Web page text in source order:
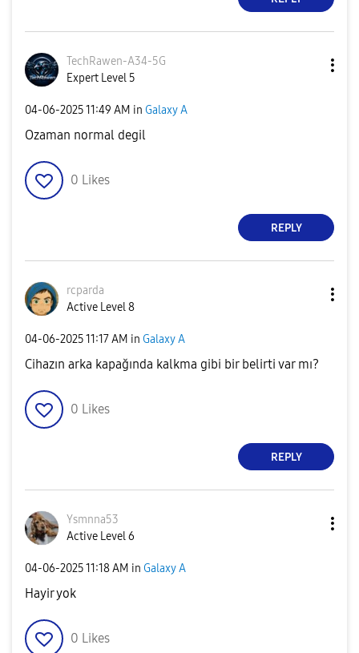
TechRawen-A34-5G
Expert Level 5
‎04-06-202511:49 AM in Galaxy A
Ozaman normal degil
0 Likes
REPLY
rcparda
Active Level 8
‎04-06-202511:17 AM in Galaxy A
Cihazın arka kapağında kalkma gibi bir belirti var mı?
0 Likes
REPLY
Ysmnna53
Active Level 6
‎04-06-202511:18 AM in Galaxy A
Hayir yok
0 Likes